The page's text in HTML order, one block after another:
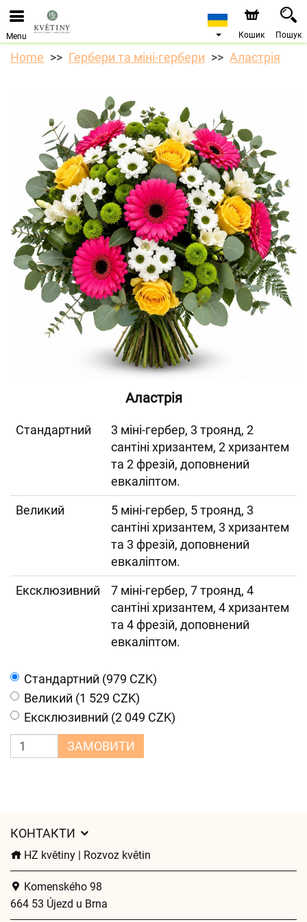
Menu Кошик Пошук
Home Гербери та міні-гербери Аластрія
Аластрія
Cтандартний
3 міні-гербер, 3 троянд, 2
сантіні хризантем, 2 хризантем
та 2 фрезій, доповнений
евкаліптом.
Великий
5 міні-гербер, 5 троянд, 3
сантіні хризантем, 3 хризантем
та 3 фрезій, доповнений
евкаліптом.
Ексклюзивний
7 міні-гербер, 7 троянд, 4
сантіні хризантем, 4 хризантем
та 4 фрезій, доповнений
евкаліптом.
Cтандартний (979 CZK)
Великий (1 529 CZK)
Ексклюзивний (2 049 CZK)
ЗАМОВИТИ
КОНТАКТИ
HZ květiny | Rozvoz květin
Komenského 98
664 53 Újezd u Brna